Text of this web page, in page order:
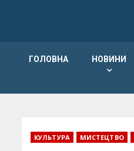
ГОЛОВНА НОВИНИ
КУЛЬТУРА МИСТЕЦТВО